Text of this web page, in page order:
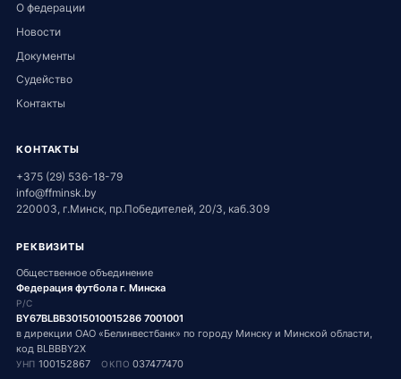
О федерации
Новости
Документы
Судейство
Контакты
КОНТАКТЫ
+375 (29) 536-18-79
info@ffminsk.by
220003, г.Минск, пр.Победителей, 20/3, каб.309
РЕКВИЗИТЫ
Общественное объединение
Федерация футбола г. Минска
Р/С
BY67BLBB3015010015286 7001001
в дирекции ОАО «Белинвестбанк» по городу Минску и Минской области,
код BLBBBY2X
УНП 100152867ОКПО 037477470